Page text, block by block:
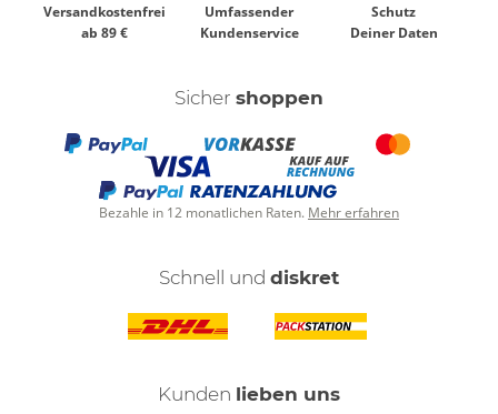
Versandkostenfrei
ab 89 €
Umfassender
Kundenservice
Schutz
Deiner Daten
Sicher shoppen
Bezahle in 12 monatlichen Raten. Mehr erfahren
Schnell und diskret
Kunden lieben uns